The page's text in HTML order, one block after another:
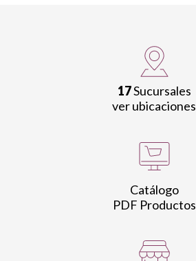
17Sucursales
ver ubicaciones
Catálogo
PDF Productos